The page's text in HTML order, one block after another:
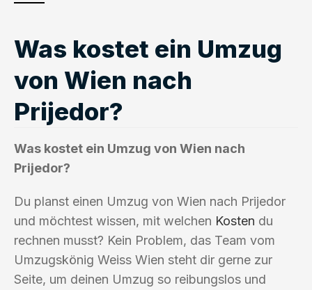
Was kostet ein Umzug
von Wien nach
Prijedor?
Was kostet ein Umzug von Wien nach
Prijedor?
Du planst einen Umzug von Wien nach Prijedor
und möchtest wissen, mit welchen Kosten du
rechnen musst? Kein Problem, das Team vom
Umzugskönig Weiss Wien steht dir gerne zur
Seite, um deinen Umzug so reibungslos und